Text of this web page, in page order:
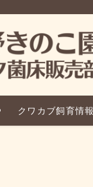
クワカブ飼育情